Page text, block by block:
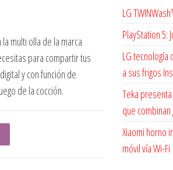
multi olla de la marca
para compartir tus
y con función de
de la cocción.
LG
PlayStation 5:
LG tecnología
a sus frigos
Teka
que
Xiaomi horno
móvil vía Wi-Fi